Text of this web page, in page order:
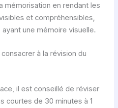
mémorisation en rendant les
et compréhensibles,
une mémoire visuelle.
à la révision du
il est conseillé de réviser
courtes de 30 minutes à 1